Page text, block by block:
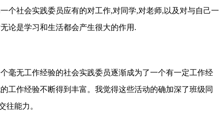
个社会实践委员应有的对工作,对同学,对老师,以及对与自己一
论是学习和生活都会产生很大的作用.
毫无工作经验的社会实践委员逐渐成为了一个有一定工作经
工作经验不断得到丰富。我觉得这些活动的确加深了班级同
往能力。